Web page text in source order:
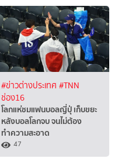
#ข่าวต่างประเทศ #TNN
ช่อง16
โลกแห่ชมแฟนบอลญี่ปุ่ เก็บขยะ
หลังบอลโลกจบ จนไม่ต้อง
ทำความสะอาด
47